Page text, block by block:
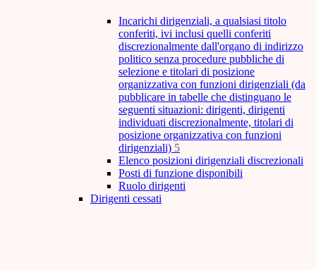
Incarichi dirigenziali, a qualsiasi titolo
conferiti, ivi inclusi quelli conferiti
discrezionalmente dall'organo di indirizzo
politico senza procedure pubbliche di
selezione e titolari di posizione
organizzativa con funzioni dirigenziali (da
pubblicare in tabelle che distinguano le
seguenti situazioni: dirigenti, dirigenti
individuati discrezionalmente, titolari di
posizione organizzativa con funzioni
dirigenziali) 5
Elenco posizioni dirigenziali discrezionali
Posti di funzione disponibili
Ruolo dirigenti
Dirigenti cessati